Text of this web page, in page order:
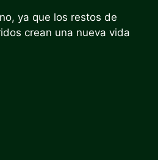
ya que los restos de
crean una nueva vida